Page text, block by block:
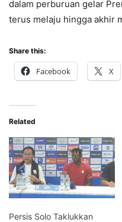
dalam perburuan gelar
terus melaju hingga akhir
Share this:
Facebook X
Related
Persis Solo Taklukkan